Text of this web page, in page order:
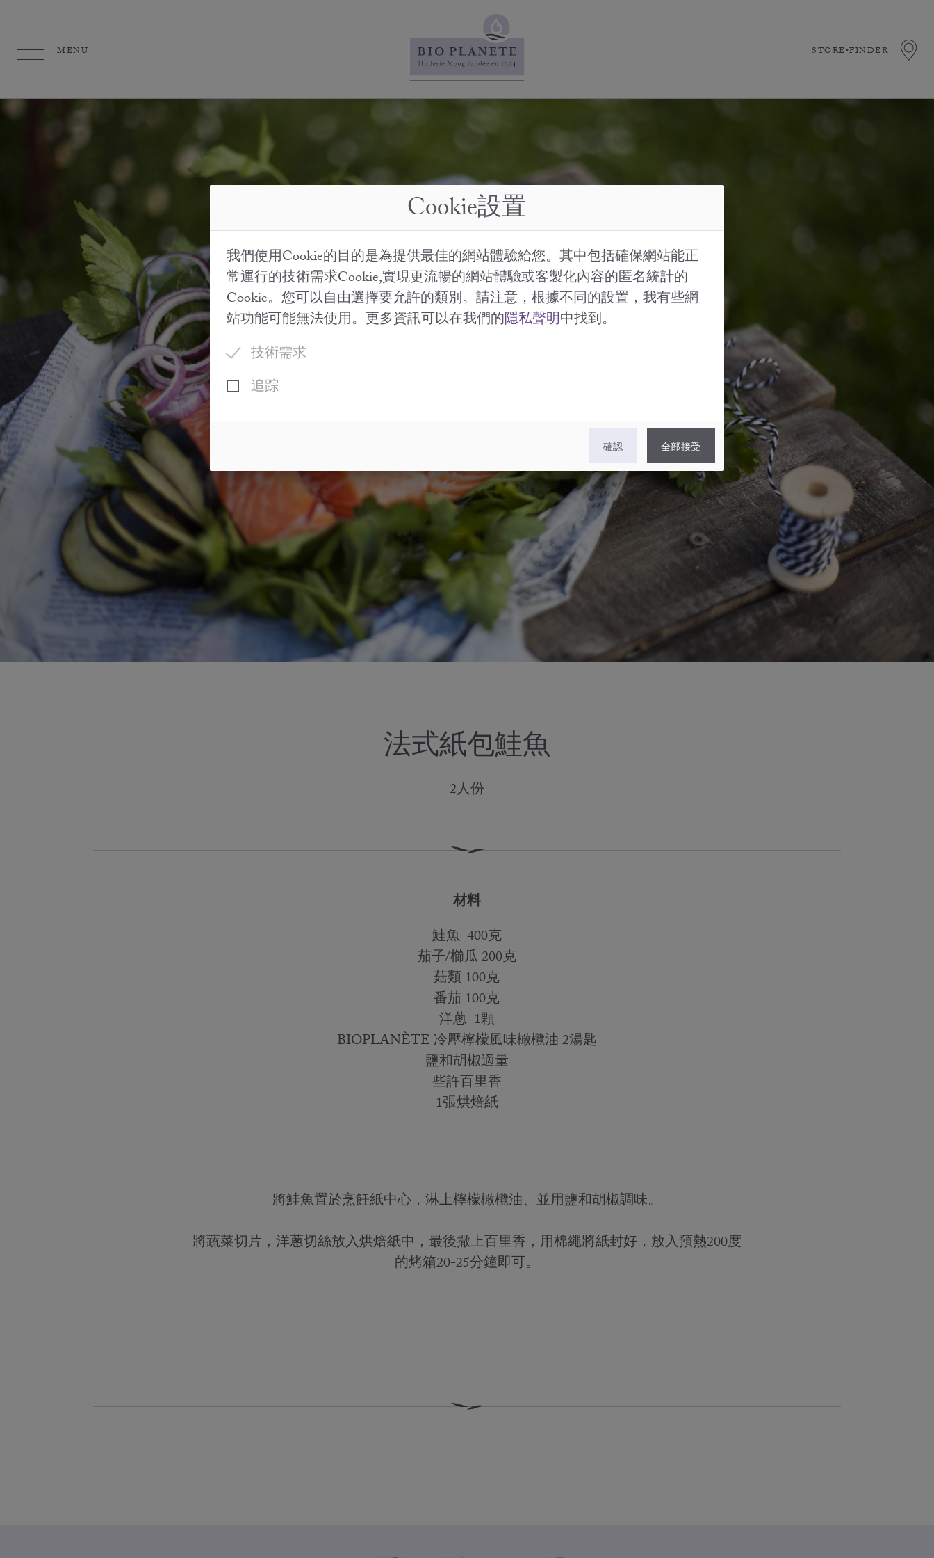
MENU STORE•FINDER
Cookie設置
我們使用Cookie的目的是為提供最佳的網站體驗給您。其中包括確保網站能正
常運行的技術需求Cookie,實現更流暢的網站體驗或客製化內容的匿名統計的
Cookie。您可以自由選擇要允許的類別。請注意，根據不同的設置，我有些網
站功能可能無法使用。更多資訊可以在我們的隱私聲明中找到。
技術需求
追踪
確認 全部接受
法式紙包鮭魚
2人份
材料
鮭魚 400克
茄子/櫛瓜 200克
菇類 100克
番茄 100克
洋蔥 1顆
BIOPLANÈTE 冷壓檸檬風味橄欖油 2湯匙
鹽和胡椒適量
些許百里香
1張烘焙紙
將鮭魚置於烹飪紙中心，淋上檸檬橄欖油、並用鹽和胡椒調味。
將蔬菜切片，洋蔥切絲放入烘焙紙中，最後撒上百里香，用棉繩將紙封好，放入預熱200度
的烤箱20-25分鐘即可。